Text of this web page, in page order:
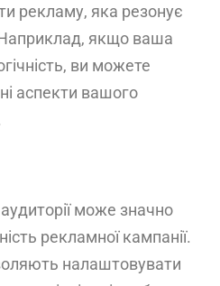
рекламу, яка резонує
Наприклад, якщо ваша
ви можете
аспекти вашого
може значно
рекламної кампанії.
налаштовувати